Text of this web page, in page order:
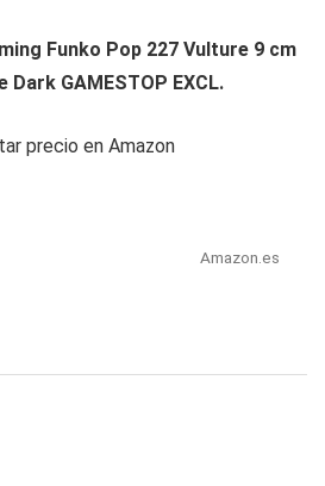
Funko Pop 227 Vulture 9 cm
Dark GAMESTOP EXCL.
precio en Amazon
Amazon.es